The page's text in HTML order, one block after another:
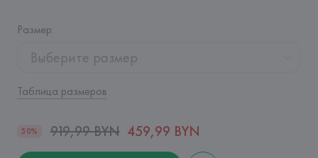
Размер:
Выберите размер
Таблица размеров
50% 919,99 BYN 459,99 BYN